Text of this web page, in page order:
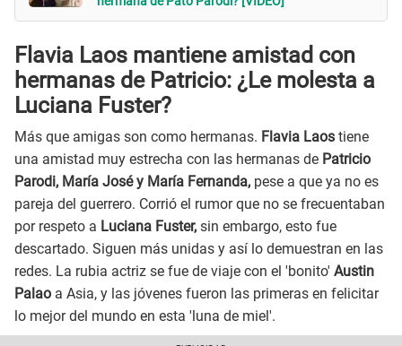
Flavia Laos mantiene amistad con
hermanas de Patricio: ¿Le molesta a
Luciana Fuster?
Más que amigas son como hermanas. Flavia Laos tiene
una amistad muy estrecha con las hermanas de Patricio
Parodi, María José y María Fernanda, pese a que ya no es
pareja del guerrero. Corrió el rumor que no se frecuentaban
por respeto a Luciana Fuster, sin embargo, esto fue
descartado. Siguen más unidas y así lo demuestran en las
redes. La rubia actriz se fue de viaje con el 'bonito' Austin
Palao a Asia, y las jóvenes fueron las primeras en felicitar
lo mejor del mundo en esta 'luna de miel'.